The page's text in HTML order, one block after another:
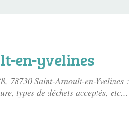
en-yvelines
, 78730 Saint-Arnoult-en-Yvelines :
types de déchets acceptés, etc...